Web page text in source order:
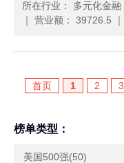
所在行业： 多元化金融
｜ 营业额： 39726.5 ｜
首页 1 2 3
榜单类型：
美国500强(50)